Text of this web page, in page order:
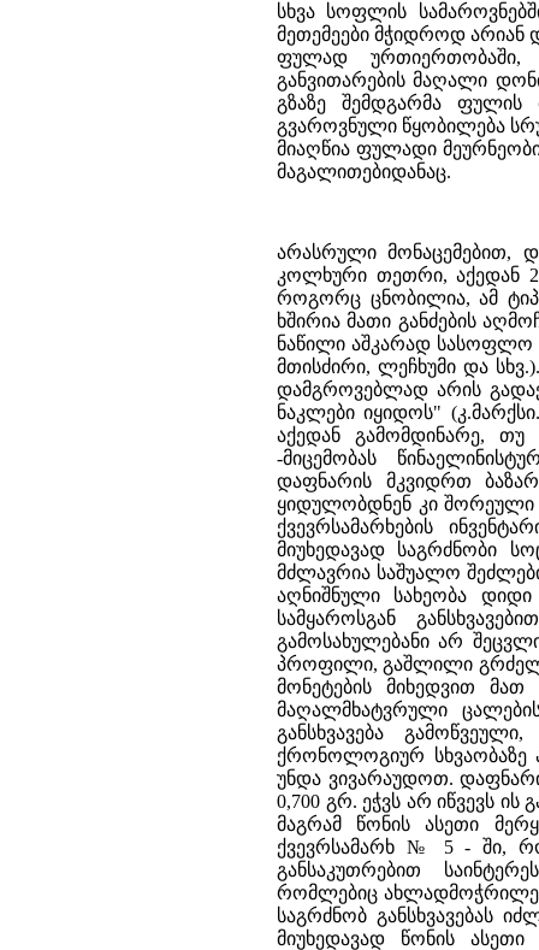
სხვა სოფლის
მეთემეები მჭიდროდ არიან
ფულად ურთიერთობაში,
განვითარების მაღალი
გზაზე შემდგარმა
გვაროვნული წყობილება
მიაღწია ფულადი
მაგალითებიდანაც.
არასრული მონაცემებით,
კოლხური თეთრი, აქედან
როგორც ცნობილია, ამ
ხშირია მათი განძების
ნაწილი აშკარად სასოფლო
მთისძირი, ლეჩხუმი და
დამგროვებლად არის
ნაკლები იყიდოს"
აქედან გამომდინარე, თუ
-მიცემობას
დაფნარის მკვიდრთ
ყიდულობდნენ კი შორეული
ქვევრსამარხების
მიუხედავად საგრძნობი
მძლავრია საშუალო
აღნიშნული სახეობა
სამყაროსგან
გამოსახულებანი არ
პროფილი, გაშლილი გრძელი
მონეტების მიხედვით
მაღალმხატვრული
განსხვავება
ქრონოლოგიურ სხვაობაზე
უნდა ვივარაუდოთ.
0,700 გრ. ეჭვს არ იწვევს
მაგრამ წონის ასეთი
ქვევრსამარხ № 5 - ში,
განსაკუთრებით
რომლებიც
საგრძნობ განსხვავებას
მიუხედავად წონის ასეთი